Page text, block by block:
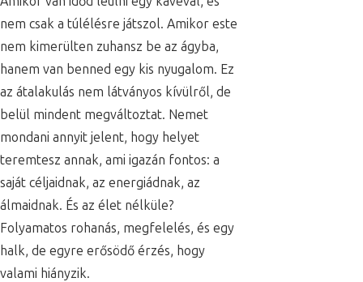
nem csak a túlélésre játszol. Amikor este
nem kimerülten zuhansz be az ágyba,
hanem van benned egy kis nyugalom. Ez
az átalakulás nem látványos kívülről, de
belül mindent megváltoztat. Nemet
mondani annyit jelent, hogy helyet
teremtesz annak, ami igazán fontos: a
saját céljaidnak, az energiádnak, az
álmaidnak. És az élet nélküle?
Folyamatos rohanás, megfelelés, és egy
halk, de egyre erősödő érzés, hogy
valami hiányzik.